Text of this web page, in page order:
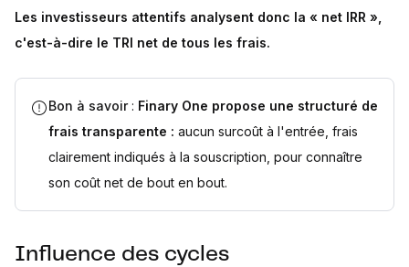
Les investisseurs attentifs analysent donc la « net IRR »,
c'est-à-dire le TRI net de tous les frais.
Bon à savoir: Finary One propose une structuré de
frais transparente : aucun surcoût à l'entrée, frais
clairement indiqués à la souscription, pour connaître
son coût net de bout en bout.
Influence des cycles